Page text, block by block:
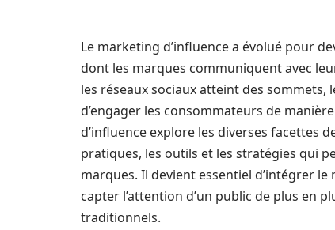
Le marketing d’influence a évolué pour
dont les marques communiquent avec
les réseaux sociaux atteint des
d’engager les consommateurs de
d’influence explore les diverses facettes
pratiques, les outils et les stratégies qui
marques. Il devient essentiel d’intégrer
capter l’attention d’un public de plus en
traditionnels.